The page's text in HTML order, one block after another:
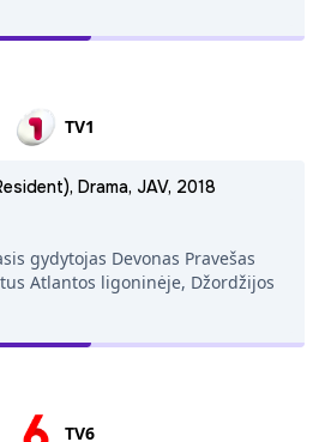
TV1
Drama, JAV, 2018
gydytojas Devonas Pravešas
Atlantos ligoninėje, Džordžijos
TV6